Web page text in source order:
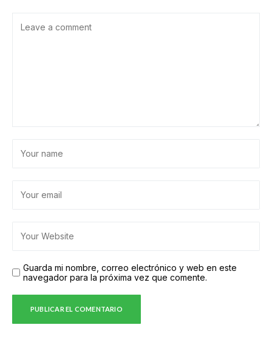
Guarda mi nombre, correo electrónico y web en este
navegador para la próxima vez que comente.